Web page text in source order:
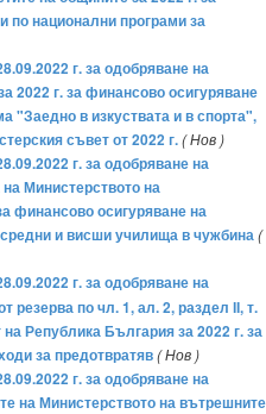
по национални програми за
г. за одобряване на
2022 г. за финансово осигуряване
"Заедно в изкуствата и в спорта",
съвет от 2022 г.( Нов )
г. за одобряване на
Министерството на
финансово осигуряване на
и висши училища в чужбина(
г. за одобряване на
по чл. 1, ал. 2, раздел ІІ, т.
Република България за 2022 г. за
за предотвратяв( Нов )
г. за одобряване на
на Министерството на вътрешните